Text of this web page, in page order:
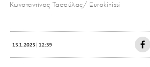
Κωνσταντίνος Τασούλας/ Eurokinissi
15.1.2025 | 12:39